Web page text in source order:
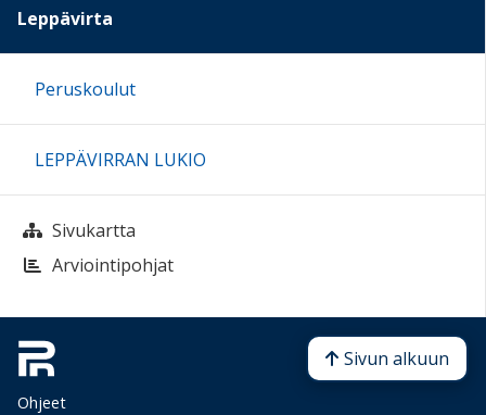
Leppävirta
Peruskoulut
LEPPÄVIRRAN LUKIO
Sivukartta
Arviointipohjat
Ohjeet
Sivun alkuun